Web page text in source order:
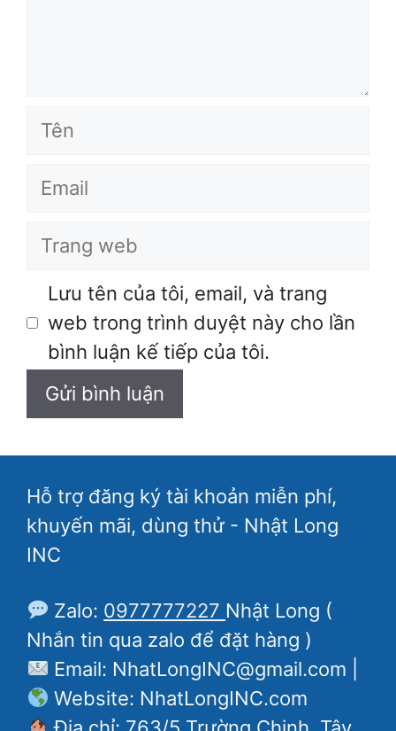
Tên
Email
Trang
Lưu tên của tôi, email, và trang
web trong trình duyệt này cho lần
bình luận kế tiếp của tôi.
Hỗ trợ đăng ký tài khoản miễn phí,
khuyến mãi, dùng thử - Nhật Long
INC
Zalo: 0977777227 Nhật Long (
Nhắn tin qua zalo để đặt hàng )
Email: NhatLongINC@gmail.com |
Website: NhatLongINC.com